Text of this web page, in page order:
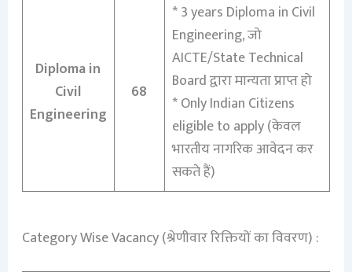
Diploma in
Civil
Engineering
68
* 3 years Diploma in Civil
Engineering, जो
AICTE/State Technical
Board द्वारा मान्यता प्राप्त हो
* Only Indian Citizens
eligible to apply (केवल
भारतीय नागरिक आवेदन कर
सकते हैं)
Category Wise Vacancy (श्रेणीवार रिक्तियों का विवरण) :